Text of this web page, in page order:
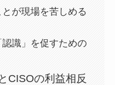
とが現場を苦しめる
認識」を促すための
CISOの利益相反